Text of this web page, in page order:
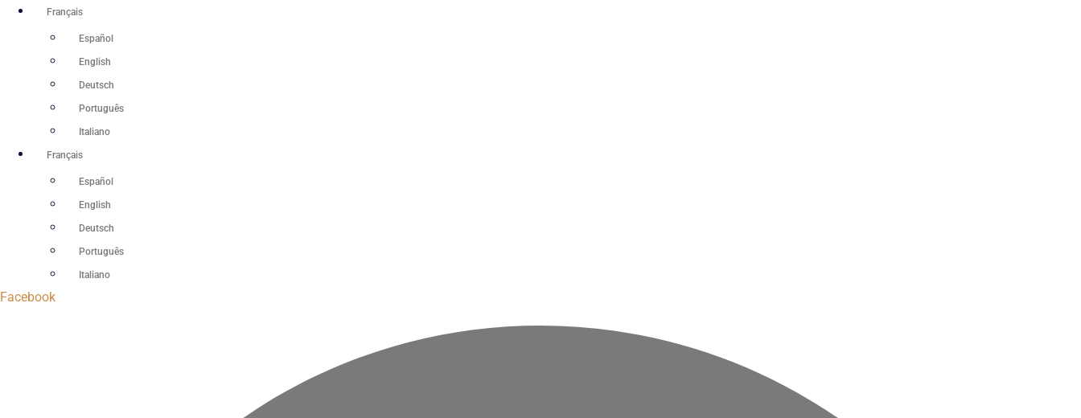
Aller
Français
Español
English
Deutsch
Português
Italiano
Français
Español
English
Deutsch
Português
Italiano
Facebook